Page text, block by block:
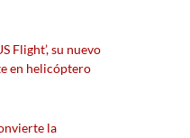
Flight’, su nuevo
en helicóptero
la